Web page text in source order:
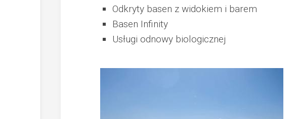
Odkryty basen z widokiem i barem
Basen Infinity
Usługi odnowy biologicznej